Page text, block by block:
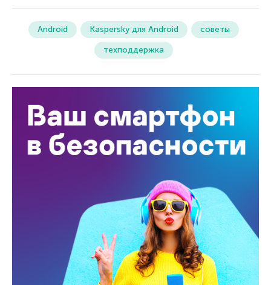
Android Kaspersky для Android
советы
техподдержка